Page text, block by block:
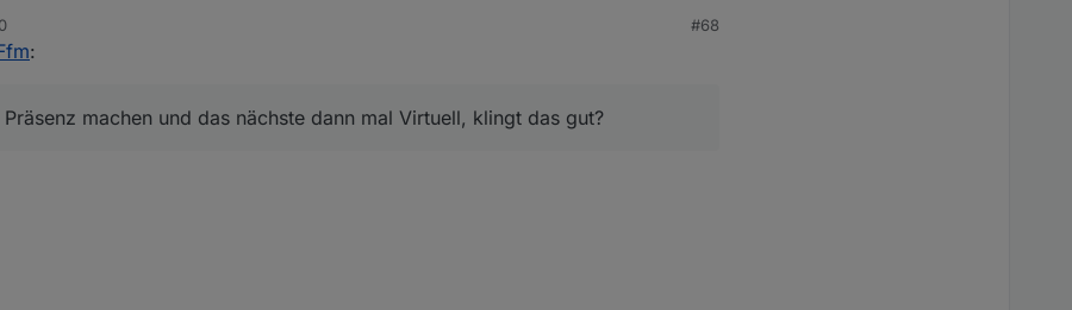
#68
:
machen und das nächste dann mal Virtuell, klingt das gut?